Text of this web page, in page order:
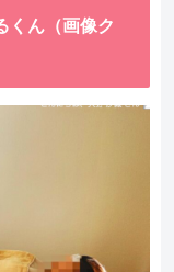
くん（画像ク